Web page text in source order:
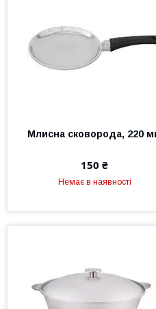
Млисна сковорода, 220
150 ₴
Немає в наявності